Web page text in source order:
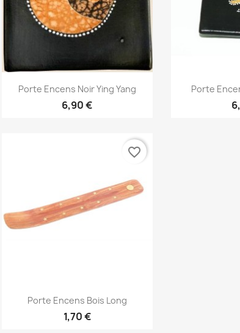
Aperçu rapide
Porte Encens Noir Ying Yang
6,90 €

Porte
Aperçu rapide
Porte Encens Bois Long
1,70 €
favorite_border